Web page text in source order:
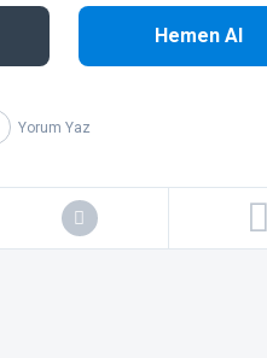
Hemen Al
Yorum Yaz